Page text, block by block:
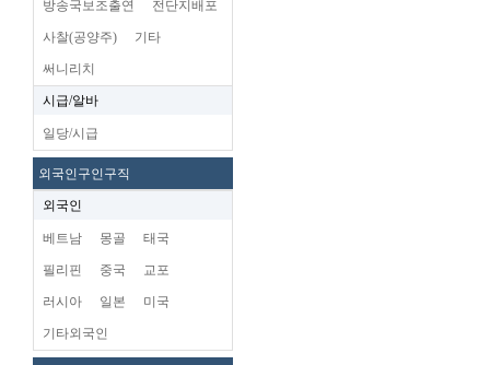
방송국보조출연 전단지배포
사찰(공양주) 기타
써니리치
시급/알바
일당/시급
외국인구인구직
외국인
베트남 몽골 태국
필리핀 중국 교포
러시아 일본 미국
기타외국인